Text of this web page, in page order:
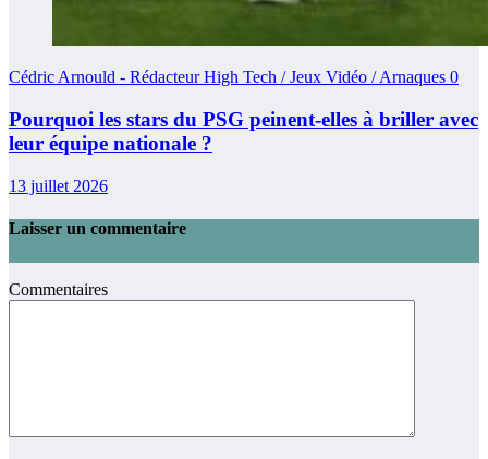
Cédric Arnould - Rédacteur High Tech / Jeux Vidéo / Arnaques 0
Pourquoi les stars du PSG peinent-elles à briller avec
leur équipe nationale ?
13 juillet 2026
Laisser un commentaire
Commentaires